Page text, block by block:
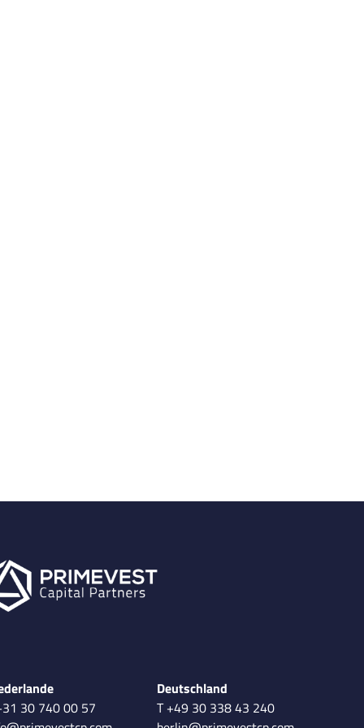
30 740 00 57
Deutschland
T +49 30 338 43 240